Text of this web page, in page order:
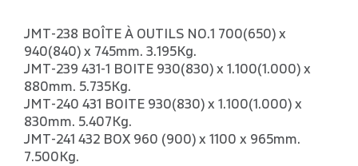
JMT-238 BOÎTE À OUTILS NO.1 700(650) x
940(840) x 745mm. 3.195Kg.
JMT-239 431-1 BOITE 930(830) x 1.100(1.000) x
880mm. 5.735Kg.
JMT-240 431 BOITE 930(830) x 1.100(1.000) x
830mm. 5.407Kg.
JMT-241 432 BOX 960 (900) x 1100 x 965mm.
7.500Kg.